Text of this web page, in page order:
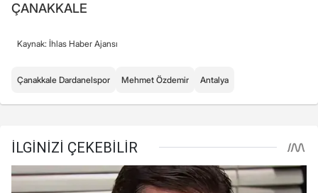
ÇANAKKALE
Kaynak: İhlas Haber Ajansı
Çanakkale Dardanelspor Mehmet Özdemir Antalya